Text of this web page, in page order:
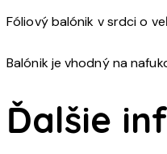
Fóliový balónik v srdci o
Balónik je vhodný na
Ďalšie